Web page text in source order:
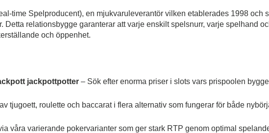
time Spelproducent), en mjukvaruleverantör vilken etablerades 1998 och
relationsbygge garanterar att varje enskilt spelsnurr, varje spelhand
och öppenhet.
jackpottpotter – Sök efter enorma priser i slots vars prispoolen
tjugoett, roulette och baccarat i flera alternativ som fungerar för både
våra varierande pokervarianter som ger stark RTP genom optimal